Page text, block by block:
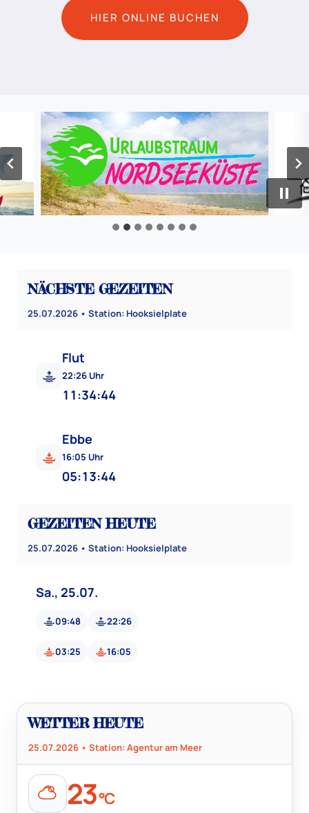
HIER ONLINE BUCHEN
NÄCHSTE GEZEITEN
25.07.2026 • Station: Hooksielplate
Flut
22:26 Uhr
11:34:40
Ebbe
16:05 Uhr
05:13:40
GEZEITEN HEUTE
25.07.2026 • Station: Hooksielplate
Sa., 25.07.
09:48 22:26
03:25 16:05
WETTER HEUTE
25.07.2026 • Station: Agentur am Meer
23°C